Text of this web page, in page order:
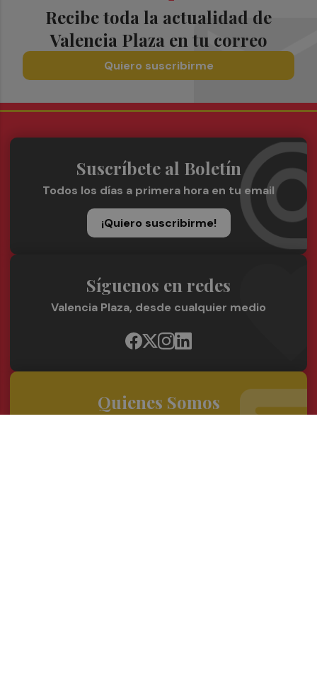
Recibe toda la actualidad de
Valencia Plaza en tu correo
Quiero suscribirme
Suscríbete al Boletín
Todos los días a primera hora en tu email
¡Quiero suscribirme!
Síguenos en redes
Valencia Plaza, desde cualquier medio
Quienes Somos